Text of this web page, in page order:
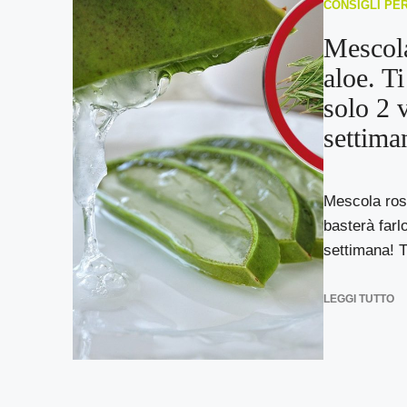
CONSIGLI
aloe.
solo 2
Mescola
basterà
settimana!
LEGGI TUTTO